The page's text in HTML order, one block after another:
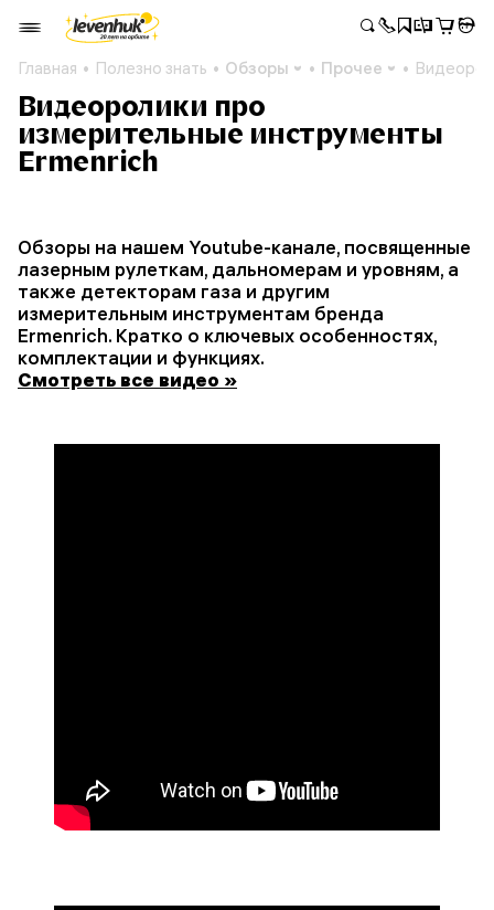
Главная Полезно знать Обзоры Прочее
Видеоролики про
измерительные инструменты
Ermenrich
Обзоры на нашем Youtube-канале, посвященные
лазерным рулеткам, дальномерам и уровням, а
также детекторам газа и другим
измерительным инструментам бренда
Ermenrich. Кратко о ключевых особенностях,
комплектации и функциях.
Смотреть все видео »